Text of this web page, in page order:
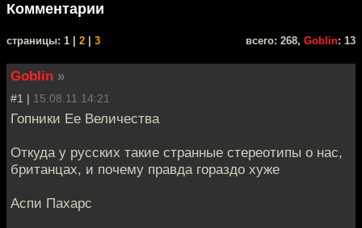
Комментарии
cтраницы: 1 | 2 3 всего: 268, Goblin: 13
Goblin »
#1 | 15.08.11 14:21
Гопники Ее Величества
Откуда у русских такие странные стереотипы о нас,
британцах, и почему правда гораздо хуже
Аспи Пахарс